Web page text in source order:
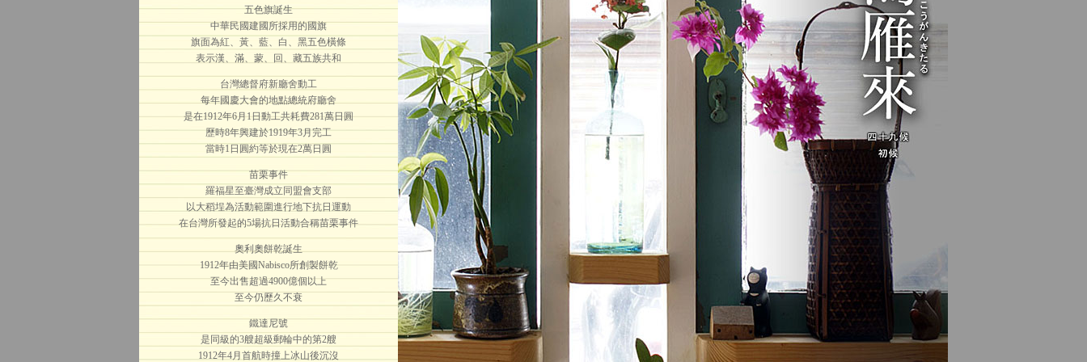
五色旗誕生
中華民國建國所採用的國旗
旗面為紅、黃、藍、白、黑五色橫條
表示漢、滿、蒙、回、藏五族共和
台灣總督府新廳舍動工
每年國慶大會的地點總統府廳舍
是在1912年6月1日動工共耗費281萬日圓
歷時8年興建於1919年3月完工
當時1日圓約等於現在2萬日圓
苗栗事件
羅福星至臺灣成立同盟會支部
以大稻埕為活動範圍進行地下抗日運動
在台灣所發起的5場抗日活動合稱苗栗事件
奧利奧餅乾誕生
1912年由美國Nabisco所創製餅乾
至今出售超過4900億個以上
至今仍歷久不衰
鐵達尼號
是同級的3艘超級郵輪中的第2艘
1912年4月首航時撞上冰山後沉沒